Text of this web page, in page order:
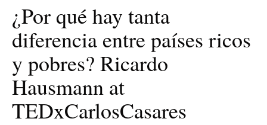
¿Por qué hay tanta
diferencia entre países ricos
y pobres? Ricardo
Hausmann at
TEDxCarlosCasares